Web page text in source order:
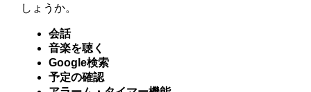
しょうか。
会話
音楽を聴く
Google検索
予定の確認